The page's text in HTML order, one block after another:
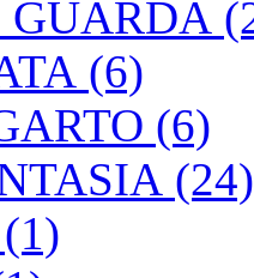
GUARDA
(6)
(6)
(24)